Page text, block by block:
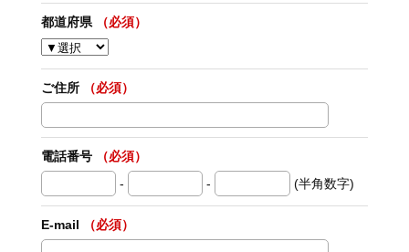
都道府県 （必須）
ご住所 （必須）
電話番号
（必須）
-
- (半角数字)
E-mail （必須）